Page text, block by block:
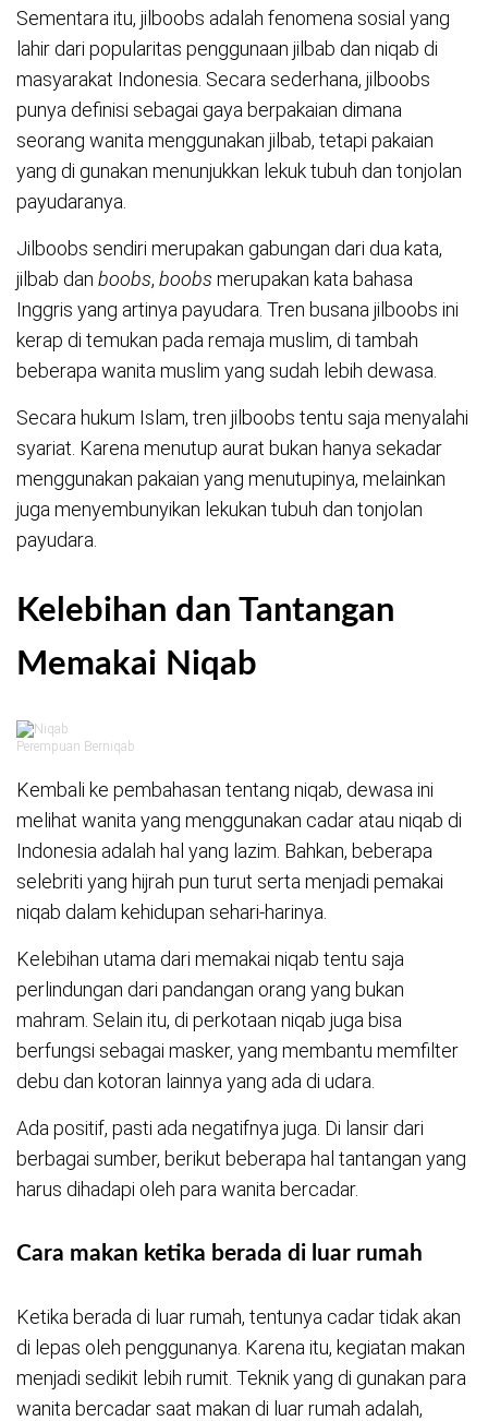
Sementara itu, jilboobs adalah fenomena sosial yang
lahir dari popularitas penggunaan jilbab dan niqab di
masyarakat Indonesia. Secara sederhana, jilboobs
punya definisi sebagai gaya berpakaian dimana
seorang wanita menggunakan jilbab, tetapi pakaian
yang di gunakan menunjukkan lekuk tubuh dan tonjolan
payudaranya.
Jilboobs sendiri merupakan gabungan dari dua kata,
jilbab dan boobs, boobs merupakan kata bahasa
Inggris yang artinya payudara. Tren busana jilboobs ini
kerap di temukan pada remaja muslim, di tambah
beberapa wanita muslim yang sudah lebih dewasa.
Secara hukum Islam, tren jilboobs tentu saja menyalahi
syariat. Karena menutup aurat bukan hanya sekadar
menggunakan pakaian yang menutupinya, melainkan
juga menyembunyikan lekukan tubuh dan tonjolan
payudara.
Kelebihan dan Tantangan
Memakai Niqab
Perempuan Berniqab
Kembali ke pembahasan tentang niqab, dewasa ini
melihat wanita yang menggunakan cadar atau niqab di
Indonesia adalah hal yang lazim. Bahkan, beberapa
selebriti yang hijrah pun turut serta menjadi pemakai
niqab dalam kehidupan sehari-harinya.
Kelebihan utama dari memakai niqab tentu saja
perlindungan dari pandangan orang yang bukan
mahram. Selain itu, di perkotaan niqab juga bisa
berfungsi sebagai masker, yang membantu memfilter
debu dan kotoran lainnya yang ada di udara.
Ada positif, pasti ada negatifnya juga. Di lansir dari
berbagai sumber, berikut beberapa hal tantangan yang
harus dihadapi oleh para wanita bercadar.
Cara makan ketika berada di luar rumah
Ketika berada di luar rumah, tentunya cadar tidak akan
di lepas oleh penggunanya. Karena itu, kegiatan makan
menjadi sedikit lebih rumit. Teknik yang di gunakan para
wanita bercadar saat makan di luar rumah adalah,